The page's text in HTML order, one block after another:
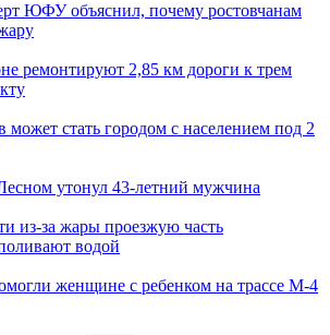
ЮФУ объяснил, почему ростовчанам
ремонтируют 2,85 км дороги к трем
может стать городом с населением под 2
утонул 43-летний мужчина
из-за жары проезжую часть
водой
женщине с ребенком на трассе М-4